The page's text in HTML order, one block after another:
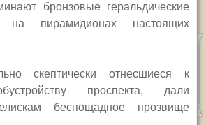
бронзовые геральдические
пирамидионах настоящих
скептически отнесшиеся к
проспекта, дали
беспощадное прозвище